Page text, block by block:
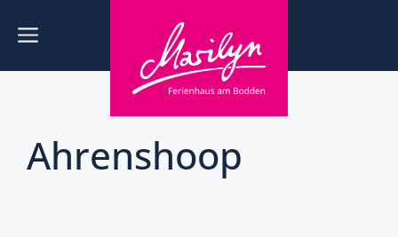
InhaltMenü
Ahrenshoop